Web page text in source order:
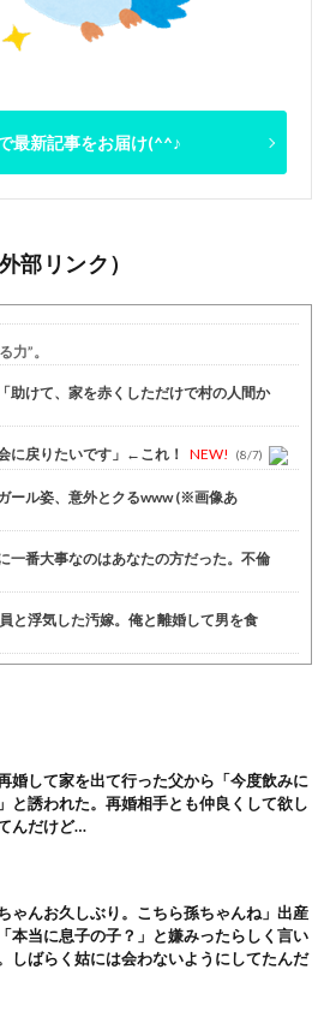
最新記事をお届け(^^♪
部リンク）
力”。
助けて、家を赤くしただけで村の人間か
に戻りたいです」←これ！ NEW! (8/7)
ール姿、意外とクるwww (※画像あ
一番大事なのはあなたの方だった。不倫
と浮気した汚嫁。俺と離婚して男を食
死亡（30日午前6:30時点）
して── ちゅっちゅしながらの濃厚エッ...
場面も高評価「パリピ」続編への期待が高...
マ〇コ舐めまわしたい女の子ｗｗｗｗｗ
婚して家を出て行った父から「今度飲みに
と誘われた。再婚相手とも仲良くして欲し
んだけど…
ゃんお久しぶり。こちら孫ちゃんね」出産
本当に息子の子？」と嫌みったらしく言い
しばらく姑には会わないようにしてたんだ